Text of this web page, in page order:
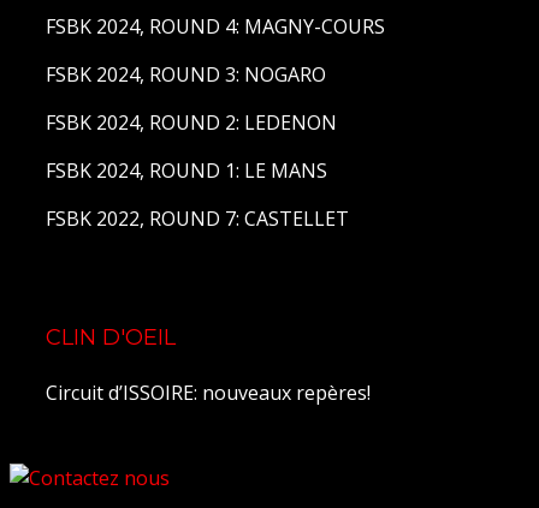
FSBK 2024, ROUND 4: MAGNY-COURS
FSBK 2024, ROUND 3: NOGARO
FSBK 2024, ROUND 2: LEDENON
FSBK 2024, ROUND 1: LE MANS
FSBK 2022, ROUND 7: CASTELLET
CLIN D'OEIL
Circuit d’ISSOIRE: nouveaux repères!